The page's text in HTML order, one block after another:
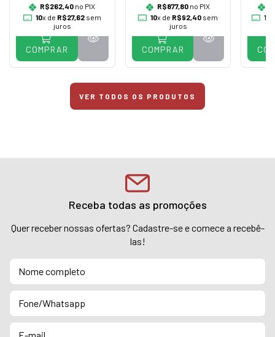
R$262,40 no PIX
10x de R$27,62sem
juros
COMPRAR
R$877,80 no PIX
10x de R$92,40sem
juros
COMPRAR
10
VER TODOS OS PRODUTOS
Receba todas as promoções
Quer receber nossas ofertas? Cadastre-se e comece a recebê-
las!